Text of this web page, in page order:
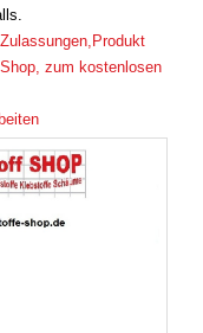
zum kostenlosen